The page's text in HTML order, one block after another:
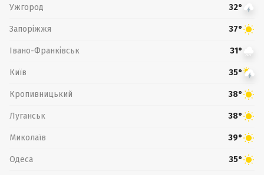
Ужгород 32°
Запоріжжя 37°
Івано-Франківськ 31°
Київ 35°
Кропивницький 38°
Луганськ 38°
Миколаїв 39°
Одеса 35°